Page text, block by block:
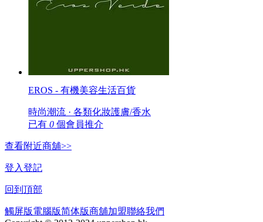
EROS - 有機美容生活百貨
時尚潮流 · 各類化妝護膚/香水
已有 0 個會員推介
查看附近商舖>>
登入登記
回到頂部
觸屏版電腦版简体版商舖加盟聯絡我們